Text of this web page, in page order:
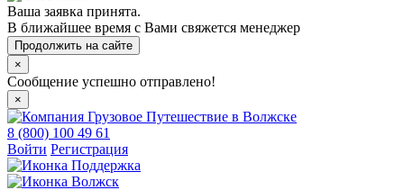
Ваша заявка принята.
В ближайшее время с Вами свяжется менеджер
Продолжить на сайте
×
Сообщение успешно отправлено!
×
8 (800) 100 49 61
Войти Регистрация
Поддержка
Волжск